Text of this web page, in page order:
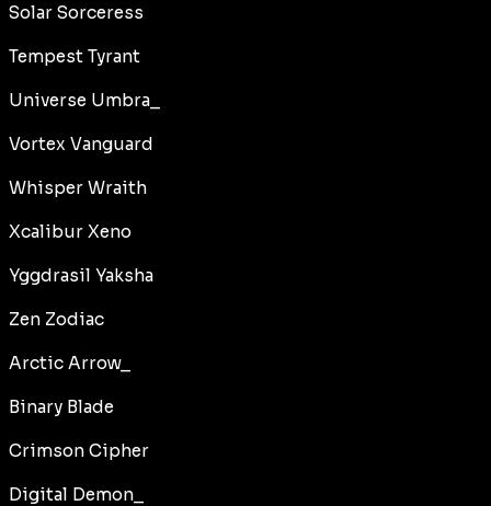
Solar Sorceress
Tempest Tyrant
Universe Umbra_
Vortex Vanguard
Whisper Wraith
Xcalibur Xeno
Yggdrasil Yaksha
Zen Zodiac
Arctic Arrow_
Binary Blade
Crimson Cipher
Digital Demon_